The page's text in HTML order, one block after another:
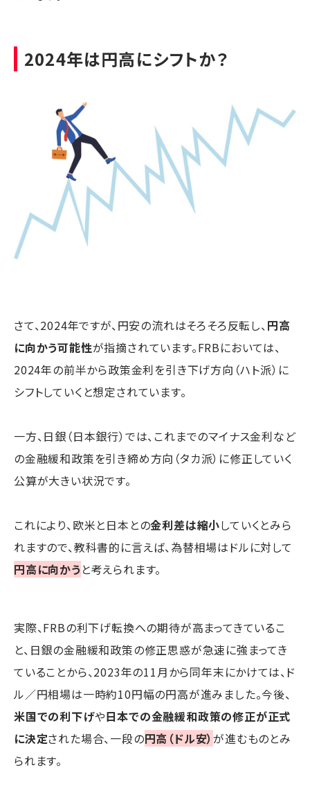
2024年は円高にシフトか？
さて、2024年ですが、円安の流れはそろそろ反転し、 円高
に向かう可能性が指摘されています。FRBにおいては、
2024年の前半から政策金利を引き下げ方向（ハト派）に
シフトしていくと想定されています。
一方、日銀（日本銀行）では、これまでのマイナス金利など
の金融緩和政策を引き締め方向（タカ派）に修正していく
公算が大きい状況です。
これにより、欧米と日本との金利差は縮小していくとみら
れますので、教科書的に言えば、為替相場はドルに対して
円高に向かう と考えられます。
実際、FRBの利下げ転換への期待が高まってきているこ
と、日銀の金融緩和政策の修正思惑が急速に強まってき
ていることから、2023年の11月から同年末にかけては、ド
ル／円相場は一時約10円幅の円高が進みました。今後、
米国での利下げや日本での金融緩和政策の修正が正式
に決定された場合、一段の円高（ドル安）が進むものとみ
られます。